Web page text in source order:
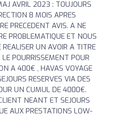
AVRIL 2023 : TOUJOURS
8 MOIS APRES
PRECEDENT AVIS. A NE
PROBLEMATIQUE ET NOUS
REALISER UN AVOIR A TITRE
POURRISSEMENT POUR
A 400€ , HAVAS VOYAGE
RESERVES VIA DES
UN CUMUL DE 4000€.
NEANT ET SEJOURS
AUX PRESTATIONS LOW-